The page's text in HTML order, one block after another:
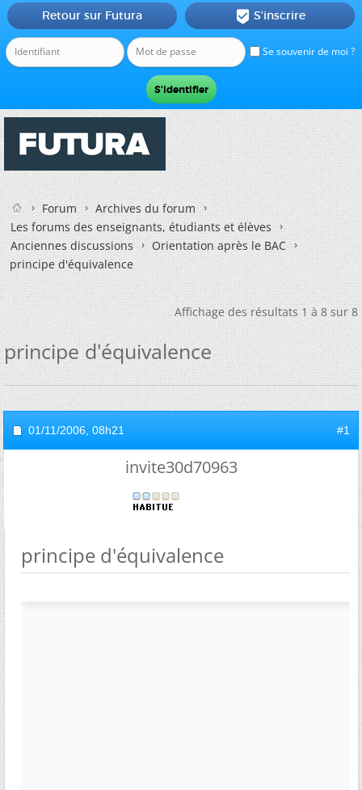
Se souvenir de moi ?
Retour sur Futura  S'inscrire
Forum
Archives du forum
Les forums des enseignants, étudiants et élèves
Anciennes discussions
Orientation après le BAC
principe d'équivalence
Affichage des résultats 1 à 8 sur 8
principe d'équivalence
01/11/2006, 08h21 #1
invite30d70963
principe d'équivalence